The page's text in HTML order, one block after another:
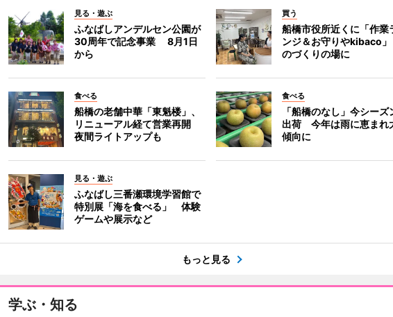
見る・遊ぶ
ふなばしアンデルセン公園が
30周年で記念事業 8月1日
から
買う
船橋市役所近くに「作業
ンジ＆お守りやkibaco
のづくりの場に
食べる
船橋の老舗中華「東魁楼」、
リニューアル経て営業再開
夜間ライトアップも
食べる
「船橋のなし」今シーズ
出荷 今年は雨に恵まれ
傾向に
見る・遊ぶ
ふなばし三番瀬環境学習館で
特別展「海を食べる」 体験
ゲームや展示など
もっと見る
学ぶ・知る